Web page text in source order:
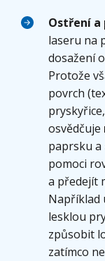
Ostření a
laseru na
dosažení
Protože
povrch
osvědčuje
paprsku a
pomoci
a předejít
Například
lesklou
způsobit
zatímco